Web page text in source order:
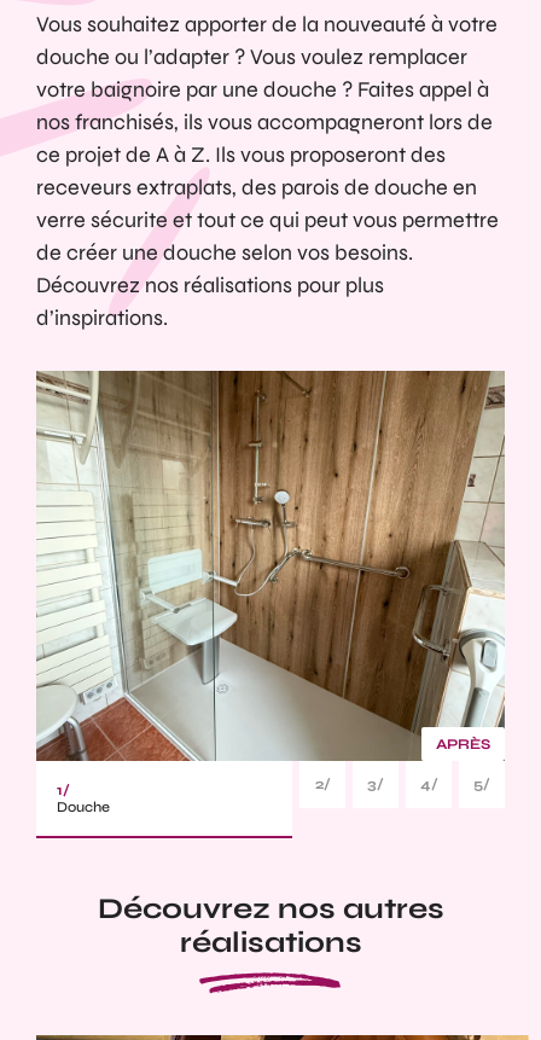
Vous souhaitez apporter de la nouveauté à votre
douche ou l’adapter ? Vous voulez remplacer
votre baignoire par une douche ? Faites appel à
nos franchisés, ils vous accompagneront lors de
ce projet de A à Z. Ils vous proposeront des
receveurs extraplats, des parois de douche en
verre sécurite et tout ce qui peut vous permettre
de créer une douche selon vos besoins.
Découvrez nos réalisations pour plus
d’inspirations.
1/
Douche
2/ 3/ 4/ 5/
Découvrez nos autres
réalisations